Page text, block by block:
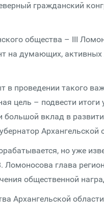
гражданский
общества – III
на думающих,
проведении такого
цель – подвести
вклад в
но уже
глава
общественной
Архангельской области